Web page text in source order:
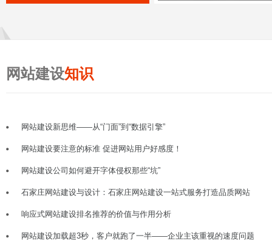
网站建设知识
网站建设新思维——从“门面”到“数据引擎”
网站建设要注意的标准 促进网站用户好感度！
网站建设公司如何避开字体侵权那些“坑”
石家庄网站建设与设计：石家庄网站建设一站式服务打造品质网站
响应式网站建设排名推荐的价值与作用分析
网站建设加载超3秒，客户就跑了一半——企业主该重视的速度问题